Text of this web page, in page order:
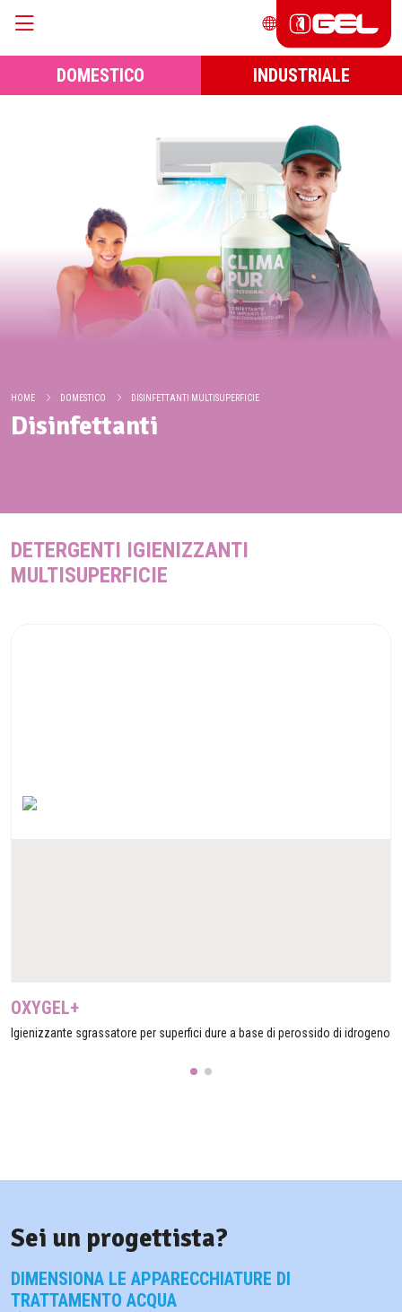
DOMESTICO INDUSTRIALE
HOME DOMESTICO DISINFETTANTI MULTISUPERFICIE
Disinfettanti
DETERGENTI IGIENIZZANTI
MULTISUPERFICIE
OXYGEL+
Igienizzante sgrassatore per superfici dure a base di perossido di idrogeno
Sei un progettista?
DIMENSIONA LE APPARECCHIATURE DI
TRATTAMENTO ACQUA